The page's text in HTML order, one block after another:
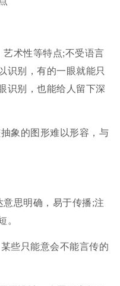
术性等特点;不受语言
识别，有的一眼就能只
识别，也能给人留下深
象的图形难以形容，与
思明确，易于传播;注
。
些只能意会不能言传的